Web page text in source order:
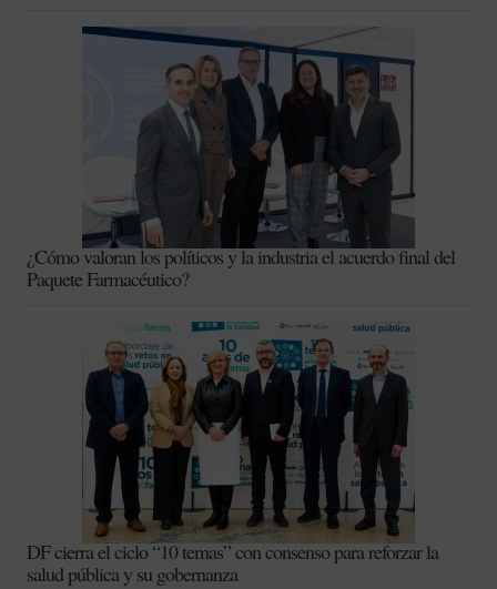
¿Cómo valoran los políticos y la industria el acuerdo final del
Paquete Farmacéutico?
DF cierra el ciclo “10 temas” con consenso para reforzar la
salud pública y su gobernanza